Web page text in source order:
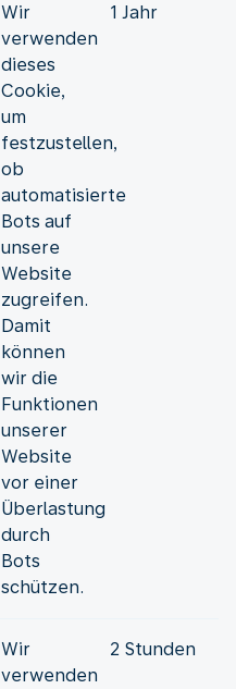
Wir
verwenden
dieses
Cookie,
um
festzustellen,
ob
automatisierte
Bots auf
unsere
Website
zugreifen.
Damit
können
wir die
Funktionen
unserer
Website
vor einer
Überlastung
durch
Bots
schützen.
1 Jahr
Wir
verwenden
2 Stunden